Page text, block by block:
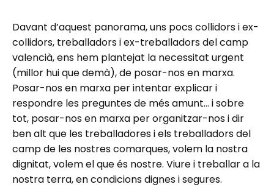
Davant d’aquest panorama, uns pocs collidors i ex-
collidors, treballadors i ex-treballadors del camp
valencià, ens hem plantejat la necessitat urgent
(millor hui que demà), de posar-nos en marxa.
Posar-nos en marxa per intentar explicar i
respondre les preguntes de més amunt… i sobre
tot, posar-nos en marxa per organitzar-nos i dir
ben alt que les treballadores i els treballadors del
camp de les nostres comarques, volem la nostra
dignitat, volem el que és nostre. Viure i treballar a la
nostra terra, en condicions dignes i segures.